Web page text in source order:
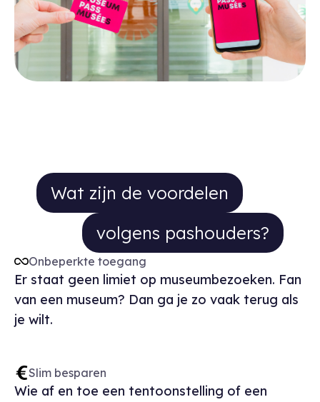
Wat zijn de voordelen volgens
Wat zijn de voordelen
volgens pashouders?
Onbeperkte toegang
Er staat geen limiet op museumbezoeken. Fan
van een museum? Dan ga je zo vaak terug als
je wilt.
Slim besparen
Wie af en toe een tentoonstelling of een